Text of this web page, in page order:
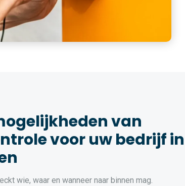
van
voor uw bedrijf in
wie, waar en wanneer naar binnen mag.